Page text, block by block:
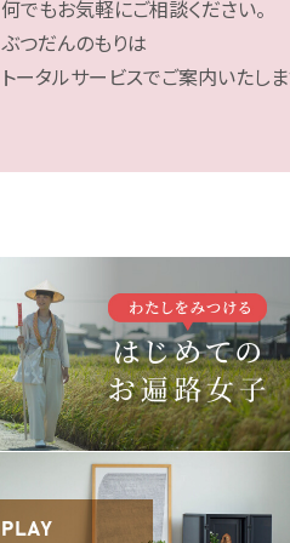
何でもお気軽にご相談ください。
ぶつだんのもりは
トータルサービスでご案内いたしま